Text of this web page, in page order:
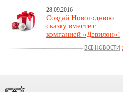
28.09.2016
Создай Новогоднюю
сказку вместе с
компанией «Девилон»!
ВСЕ НОВОСТИ